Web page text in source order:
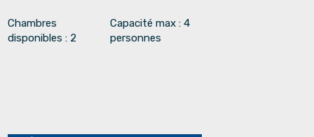
Chambres
disponibles : 2
Capacité max : 4
personnes